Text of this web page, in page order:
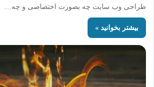
طراحی وب سایت چه بصورت اختصاصی و چه…
بیشتر بخوانید »